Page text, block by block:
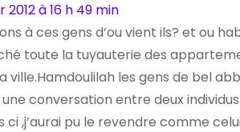
2012 à 16 h 49 min
à ces gens d’ou vient ils? et ou
toute la tuyauterie des
ville.Hamdoulilah les gens de bel
conversation entre deux
,j’aurai pu le revendre comme